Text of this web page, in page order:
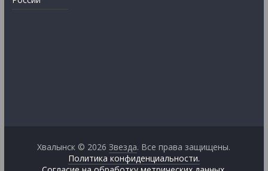
Хвалынск © 2026Звезда. Все права защищены.
Политика конфиденциальности.